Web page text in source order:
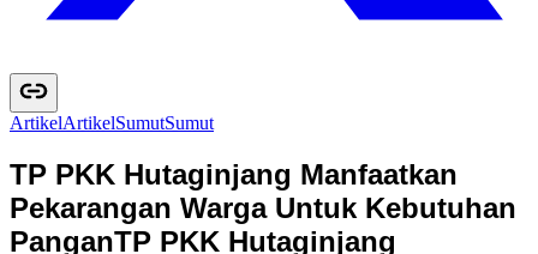
ArtikelArtikelSumutSumut
TP PKK Hutaginjang Manfaatkan
Pekarangan Warga Untuk Kebutuhan
PanganTP PKK Hutaginjang